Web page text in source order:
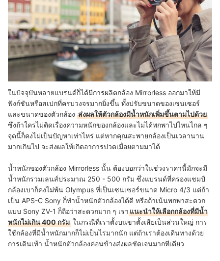
ในปัจจุบันหลายแบรนด์ก็ได้มีการผลิตกล้อง Mirrorless ออกมาให้มี
ฟังก์ชันหรือสเปกที่ครบวงจรมากยิ่งขึ้น ทั้งปรับขนาดของเซนเซอร์
และขนาดของตัวกล้อง ส่งผลให้ตัวกล้องมีน้ำหนักเพิ่มขึ้นตามไปด้วย
ซึ่งถ้าใครไม่ติดเรื่องความหนักของกล้องและไม่ได้พกพาไปไหนไกล ๆ
จุดนี้ก็คงไม่เป็นปัญหาเท่าไหร่ แต่หากคุณสะพายกล้องเป็นเวลานาน
มากเกินไป จะส่งผลให้เกิดอาการปวดเมื่อยตามมาได้
น้ำหนักของตัวกล้อง Mirrorless นั้น ต้องบอกว่าในช่วงราคานี้มักจะมี
น้ำหนักรวมเลนส์ประมาณ 250 - 500 กรัม ซึ่งแบรนด์ที่ครองแชมป์
กล้องเบาก็คงไม่พ้น Olympus ที่เป็นเซนเซอร์ขนาด Micro 4/3 แต่ถ้า
เป็น APS-C Sony ก็ทำน้ำหนักตัวกล้องได้ดี หรือถ้าเน้นพกพาสะดวก
แบบ Sony ZV-1 ก็ถือว่าสะดวกมาก ๆ เราแนะนำให้เลือกกล้องที่มีน้ำ
หนักไม่เกิน 400 กรัม ในกรณีที่เราตั้งบนขาตั้งเสียเป็นส่วนใหญ่ การ
ใช้กล้องที่มีน้ำหนักมากก็ไม่เป็นไรมากนัก แต่ถ้าเราต้องเดินทางด้วย
การเดินเท้า น้ำหนักตัวกล้องค่อนข้างส่งผลชัดเจนมากทีเดียว